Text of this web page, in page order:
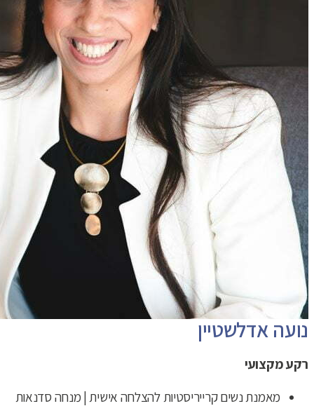
נועה אדלשטיין
רקע מקצועי
מאמנת נשים קרייריסטיות להצלחה אישית | מנחה סדנאות